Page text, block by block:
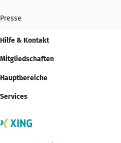
Presse
Hilfe & Kontakt
Mitgliedschaften
Hauptbereiche
Services